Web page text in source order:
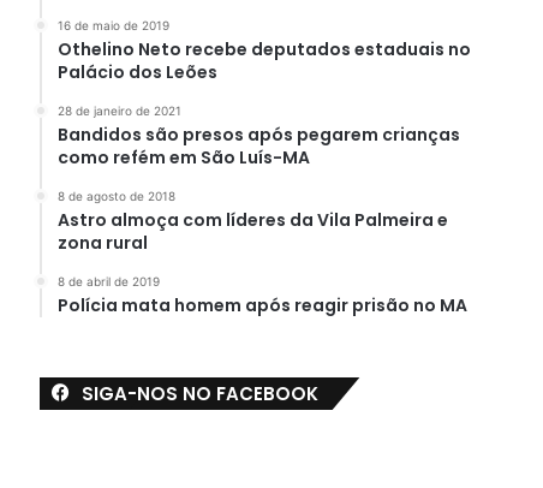
16 de maio de 2019
Othelino Neto recebe deputados estaduais no
Palácio dos Leões
28 de janeiro de 2021
Bandidos são presos após pegarem crianças
como refém em São Luís-MA
8 de agosto de 2018
Astro almoça com líderes da Vila Palmeira e
zona rural
8 de abril de 2019
Polícia mata homem após reagir prisão no MA
SIGA-NOS NO FACEBOOK